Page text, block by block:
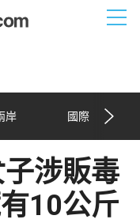
岸 國際
涉販毒
10公斤